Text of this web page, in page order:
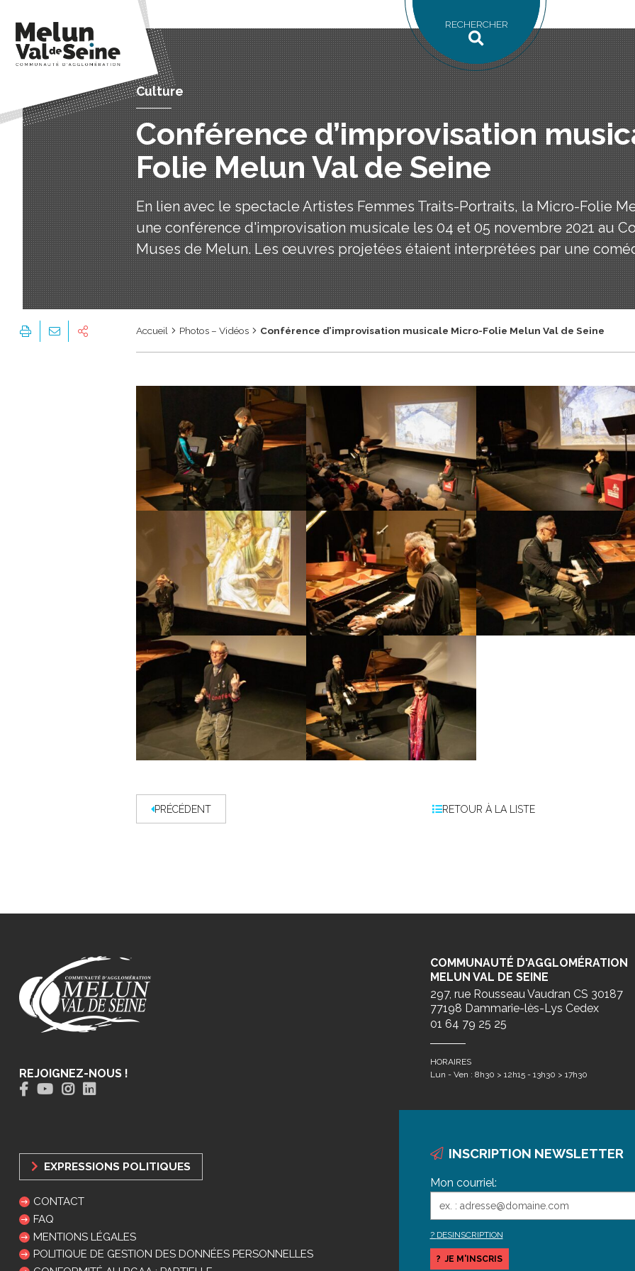
RECHERCHER
Culture
Conférence d’improvisation
Folie Melun Val de Seine
En lien avec le spectacle Artistes Femmes Traits-Portraits, la Micro-Folie
une conférence d'improvisation musicale les 04 et 05 novembre 2021 au
Muses de Melun. Les œuvres projetées étaient interprétées par une
Accueil Photos – Vidéos Conférence d’improvisation musicale Micro-Folie Melun Val de Seine
PRÉCÉDENT RETOUR À LA LISTE
REJOIGNEZ-NOUS !
COMMUNAUTÉ D'AGGLOMÉRATION
MELUN VAL DE SEINE
297, rue Rousseau Vaudran CS 30187
77198 Dammarie-lès-Lys Cedex
01 64 79 25 25
HORAIRES
Lun - Ven : 8h30 > 12h15 - 13h30 > 17h30
EXPRESSIONS POLITIQUES
CONTACT
FAQ
MENTIONS LÉGALES
POLITIQUE DE GESTION DES DONNÉES PERSONNELLES
INSCRIPTION NEWSLETTER
Mon courriel:
DESINSCRIPTION